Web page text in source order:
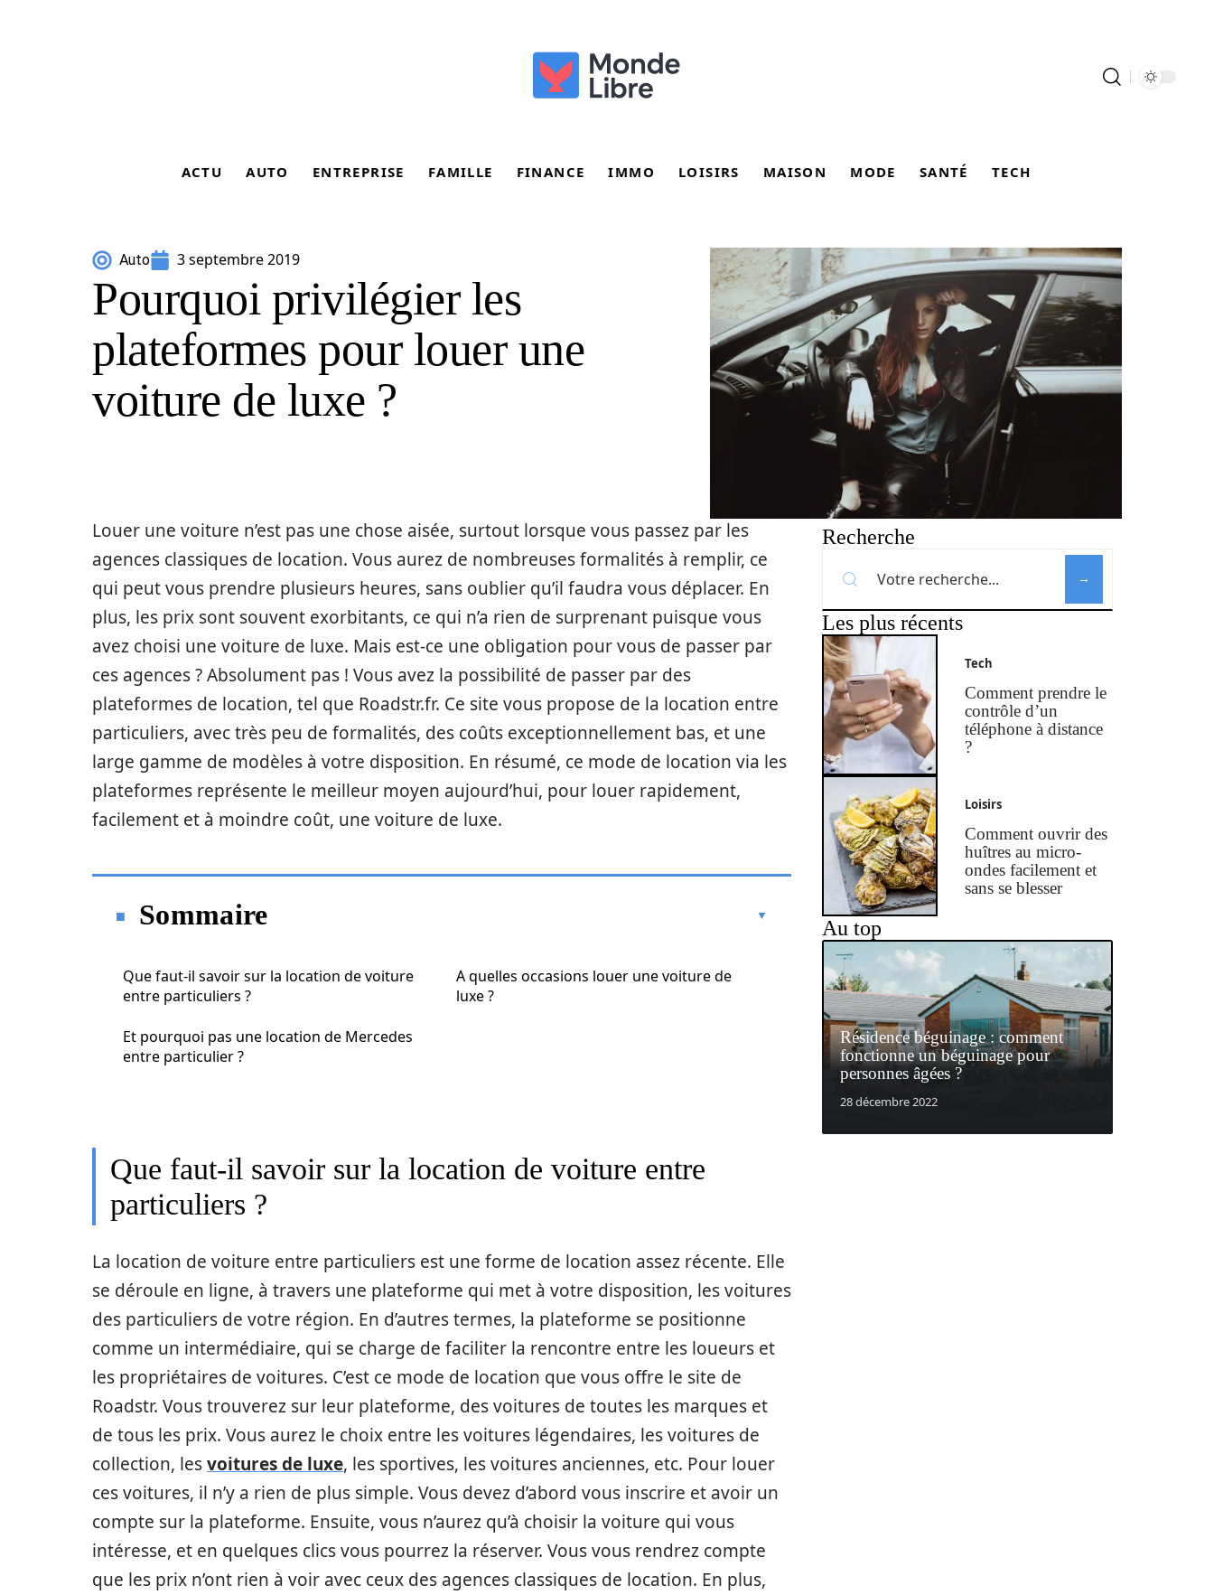
ACTU AUTO ENTREPRISE FAMILLE FINANCE IMMO LOISIRS MAISON MODE SANTÉ TECH
Auto 3 septembre 2019
Pourquoi privilégier les
plateformes pour louer une
voiture de luxe ?
Louer une voiture n’est pas une chose aisée, surtout lorsque vous passez par les
agences classiques de location. Vous aurez de nombreuses formalités à remplir, ce
qui peut vous prendre plusieurs heures, sans oublier qu’il faudra vous déplacer. En
plus, les prix sont souvent exorbitants, ce qui n’a rien de surprenant puisque vous
avez choisi une voiture de luxe. Mais est-ce une obligation pour vous de passer par
ces agences ? Absolument pas ! Vous avez la possibilité de passer par des
plateformes de location, tel que Roadstr.fr. Ce site vous propose de la location entre
particuliers, avec très peu de formalités, des coûts exceptionnellement bas, et une
large gamme de modèles à votre disposition. En résumé, ce mode de location via les
plateformes représente le meilleur moyen aujourd’hui, pour louer rapidement,
facilement et à moindre coût, une voiture de luxe.
Sommaire
Que faut-il savoir sur la location de voiture
entre particuliers ?
Et pourquoi pas une location de Mercedes
entre particulier ?
A quelles occasions louer une voiture de
luxe ?
Que faut-il savoir sur la location de voiture entre
particuliers ?
La location de voiture entre particuliers est une forme de location assez récente. Elle
se déroule en ligne, à travers une plateforme qui met à votre disposition, les voitures
des particuliers de votre région. En d’autres termes, la plateforme se positionne
comme un intermédiaire, qui se charge de faciliter la rencontre entre les loueurs et
les propriétaires de voitures. C’est ce mode de location que vous offre le site de
Roadstr. Vous trouverez sur leur plateforme, des voitures de toutes les marques et
de tous les prix. Vous aurez le choix entre les voitures légendaires, les voitures de
collection, lesvoitures de luxe, les sportives, les voitures anciennes, etc. Pour louer
ces voitures, il n’y a rien de plus simple. Vous devez d’abord vous inscrire et avoir un
compte sur la plateforme. Ensuite, vous n’aurez qu’à choisir la voiture qui vous
intéresse, et en quelques clics vous pourrez la réserver. Vous vous rendrez compte
que les prix n’ont rien à voir avec ceux des agences classiques de location. En plus,
Recherche
Les plus récents
Tech
Comment prendre le
contrôle d’un
téléphone à distance
?
Loisirs
Comment ouvrir des
huîtres au micro-
ondes facilement et
sans se blesser
Au top
Résidence béguinage : comment
fonctionne un béguinage pour
personnes âgées ?
28 décembre 2022